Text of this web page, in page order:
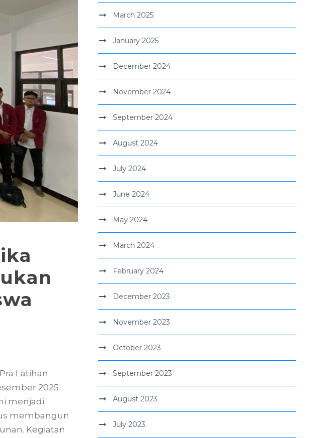
Latihan
2025
menjadi
membangun
Kegiatan
March 2025
January 2025
December 2024
November 2024
September 2024
August 2024
July 2024
June 2024
May 2024
March 2024
February 2024
December 2023
November 2023
October 2023
September 2023
August 2023
July 2023